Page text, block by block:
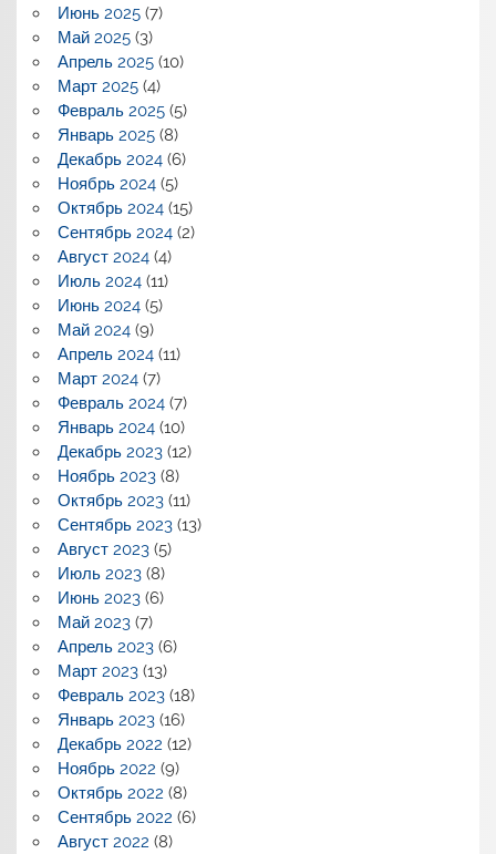
Июнь 2025(7)
Май 2025(3)
Апрель 2025(10)
Март 2025(4)
Февраль 2025(5)
Январь 2025(8)
Декабрь 2024(6)
Ноябрь 2024(5)
Октябрь 2024(15)
Сентябрь 2024(2)
Август 2024(4)
Июль 2024(11)
Июнь 2024(5)
Май 2024(9)
Апрель 2024(11)
Март 2024(7)
Февраль 2024(7)
Январь 2024(10)
Декабрь 2023(12)
Ноябрь 2023(8)
Октябрь 2023(11)
Сентябрь 2023(13)
Август 2023(5)
Июль 2023(8)
Июнь 2023(6)
Май 2023(7)
Апрель 2023(6)
Март 2023(13)
Февраль 2023(18)
Январь 2023(16)
Декабрь 2022 (12)
Ноябрь 2022 (9)
Октябрь 2022 (8)
Сентябрь 2022 (6)
Август 2022 (8)